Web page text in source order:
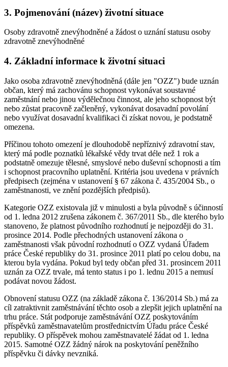
3. Pojmenování (název) životní situace
Osoby zdravotně znevýhodněné a žádost o uznání statusu osoby
zdravotně znevýhodněné
4. Základní informace k životní situaci
Jako osoba zdravotně znevýhodněná (dále jen "OZZ") bude uznán
občan, který má zachovánu schopnost vykonávat soustavné
zaměstnání nebo jinou výdělečnou činnost, ale jeho schopnost být
nebo zůstat pracovně začleněný, vykonávat dosavadní povolání
nebo využívat dosavadní kvalifikaci či získat novou, je podstatně
omezena.
Příčinou tohoto omezení je dlouhodobě nepříznivý zdravotní stav,
který má podle poznatků lékařské vědy trvat déle než 1 rok a
podstatně omezuje tělesné, smyslové nebo duševní schopnosti a tím
i schopnost pracovního uplatnění. Kritéria jsou uvedena v právních
předpisech (zejména v ustanovení § 67 zákona č. 435/2004 Sb., o
zaměstnanosti, ve znění pozdějších předpisů).
Kategorie OZZ existovala již v minulosti a byla původně s účinností
od 1. ledna 2012 zrušena zákonem č. 367/2011 Sb., dle kterého bylo
stanoveno, že platnost původního rozhodnutí je nejpozději do 31.
prosince 2014. Podle přechodných ustanovení zákona o
zaměstnanosti však původní rozhodnutí o OZZ vydaná Úřadem
práce České republiky do 31. prosince 2011 platí po celou dobu, na
kterou byla vydána. Pokud byl tedy občan před 31. prosincem 2011
uznán za OZZ trvale, má tento status i po 1. lednu 2015 a nemusí
podávat novou žádost.
Obnovení statusu OZZ (na základě zákona č. 136/2014 Sb.) má za
cíl zatraktivnit zaměstnávání těchto osob a zlepšit jejich uplatnění na
trhu práce. Stát podporuje zaměstnávání OZZ poskytováním
příspěvků zaměstnavatelům prostřednictvím Úřadu práce České
republiky. O příspěvek mohou zaměstnavatelé žádat od 1. ledna
2015. Samotné OZZ žádný nárok na poskytování peněžního
příspěvku či dávky nevzniká.